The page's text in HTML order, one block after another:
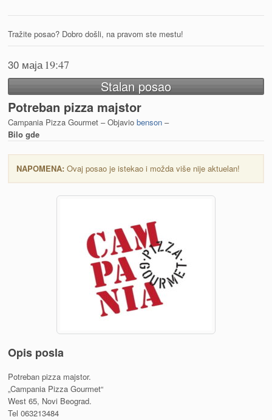
Tražite posao? Dobro došli, na pravom ste mestu!
30 маја19:47
Stalan posao
Potreban pizza majstor
Campania Pizza Gourmet – Objaviobenson –
Bilo gde
NAPOMENA: Ovaj posao je istekao i možda više nije aktuelan!
Opis posla
Potreban pizza majstor.
„Campania Pizza Gourmet“
West 65, Novi Beograd.
Tel 063213484